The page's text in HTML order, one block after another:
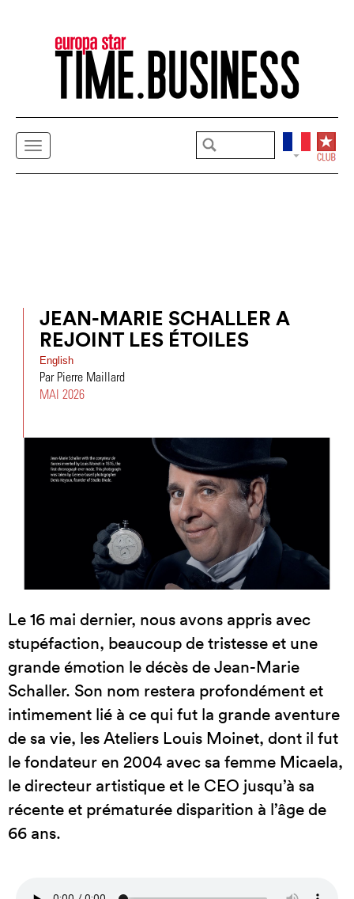
JEAN-MARIE SCHALLER A
REJOINT LES ÉTOILES
English
Par Pierre Maillard
MAI 2026
Le 16 mai dernier, nous avons appris avec
stupéfaction, beaucoup de tristesse et une
grande émotion le décès de Jean-Marie
Schaller. Son nom restera profondément et
intimement lié à ce qui fut la grande aventure
de sa vie, les Ateliers Louis Moinet, dont il fut
le fondateur en 2004 avec sa femme Micaela,
le directeur artistique et le CEO jusqu’à sa
récente et prématurée disparition à l’âge de
66 ans.